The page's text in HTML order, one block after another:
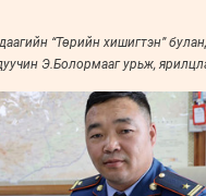
“Төрийн хишигтэн”
Э.Болормааг урьж,